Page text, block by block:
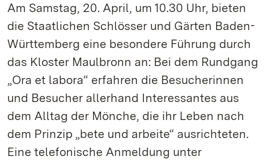
Am Samstag, 20. April, um 10.30 Uhr, bieten
die Staatlichen Schlösser und Gärten Baden-
Württemberg eine besondere Führung durch
das Kloster Maulbronn an: Bei dem Rundgang
„Ora et labora“ erfahren die Besucherinnen
und Besucher allerhand Interessantes aus
dem Alltag der Mönche, die ihr Leben nach
dem Prinzip „bete und arbeite“ ausrichteten.
Eine telefonische Anmeldung unter